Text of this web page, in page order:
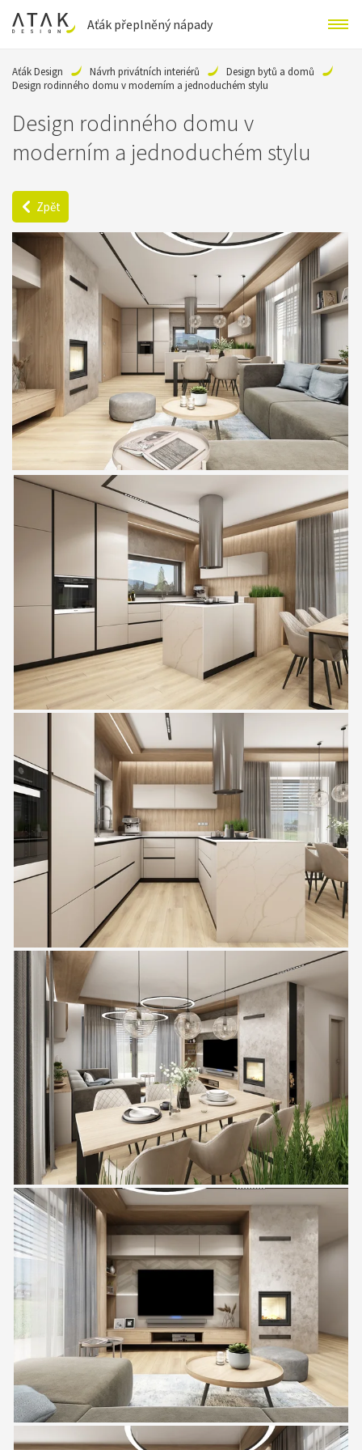
Aťák přeplněný nápady
Aťák Design Návrh privátních interiérů
Design bytů a domů
Design rodinného domu v moderním a jednoduchém stylu
Design rodinného domu v
moderním a jednoduchém stylu
Zpět